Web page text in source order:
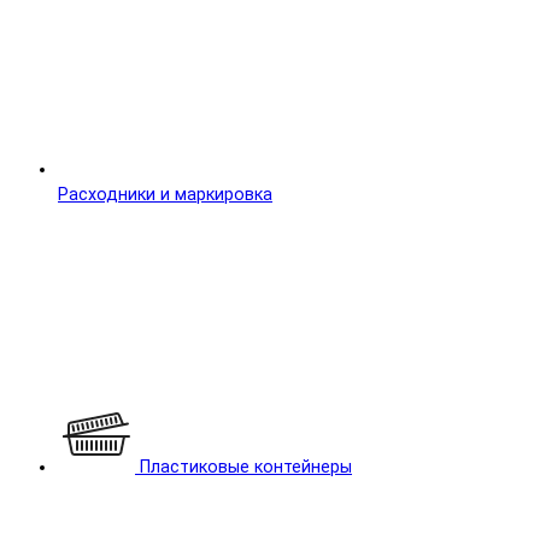
Расходники и маркировка
Пластиковые контейнеры